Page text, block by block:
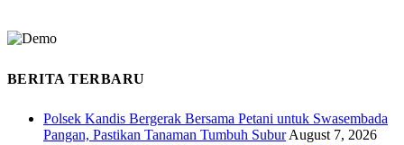
BERITA TERBARU
Polsek Kandis Bergerak Bersama Petani untuk Swasembada
Pangan, Pastikan Tanaman Tumbuh Subur August 7, 2026